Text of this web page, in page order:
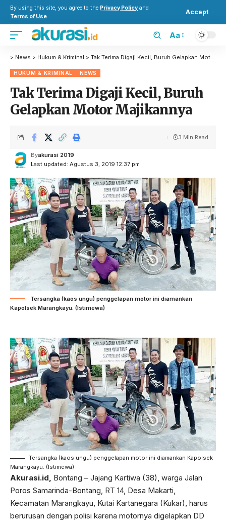
By using this site, you agree to the Privacy Policy and
Terms of Use.
Accept
Aa
> News > Hukum & Kriminal > Tak Terima Digaji Kecil, Buruh Gelapkan Motor Majikannya
HUKUM & KRIMINAL NEWS
Tak Terima Digaji Kecil, Buruh
Gelapkan Motor Majikannya
Last updated: Agustus 3, 2019 12:37 pm
Byakurasi 2019
3 Min Read
Tersangka (kaos ungu) penggelapan motor ini diamankan
Kapolsek Marangkayu. (Istimewa)
Tersangka (kaos ungu) penggelapan motor ini diamankan Kapolsek
Marangkayu. (Istimewa)
Akurasi.id, Bontang – Jajang Kartiwa (38), warga Jalan
Poros Samarinda-Bontang, RT 14, Desa Makarti,
Kecamatan Marangkayu, Kutai Kartanegara (Kukar), harus
berurusan dengan polisi karena motornya digelapkan DD